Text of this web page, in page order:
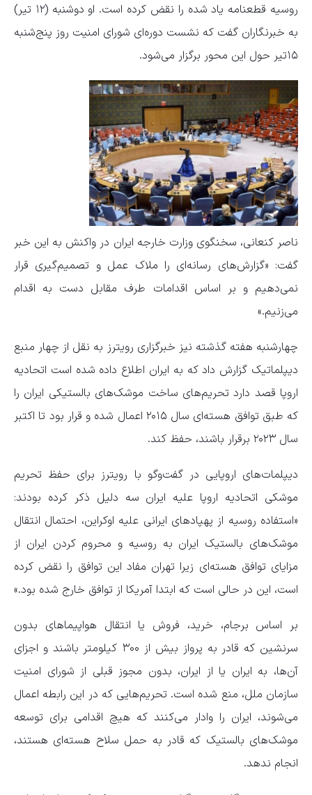
روسیه قطعنامه یاد شده را نقض کرده است. او دوشنبه ‌(۱۲ تیر)
به خبرنگاران گفت که نشست دوره‌ای شورای امنیت روز پنج‌شنبه
۱۵تیر حول این محور برگزار می‌شود.
ناصر کنعانی، سخنگوی وزارت خارجه ایران در واکنش به این خبر
گفت: «گزارش‌های رسانه‌ای را ملاک عمل و تصمیم‌گیری قرار
نمی‌دهیم و بر اساس اقدامات طرف مقابل دست به اقدام
می‌زنیم.»
چهارشنبه هفته گذشته نیز خبرگزاری رویترز به نقل از چهار منبع
دیپلماتیک گزارش داد که به ایران اطلاع داده‌ شده است اتحادیه
اروپا قصد دارد تحریم‌های ساخت موشک‌های بالستیکی ایران را
که طبق توافق هسته‌ای سال ۲۰۱۵ اعمال شده و قرار بود تا اکتبر
سال ۲۰۲۳ برقرار باشند، حفظ کند.
دیپلمات‌های اروپایی در گفت‌وگو با رویترز برای حفظ تحریم
موشکی اتحادیه اروپا علیه ایران سه دلیل ذکر کرده‌ بودند:
«استفاده روسیه از پهپادهای ایرانی علیه اوکراین، احتمال انتقال
موشک‌های بالستیک ایران به روسیه و محروم کردن ایران از
مزایای توافق هسته‌ای زیرا تهران مفاد این توافق را نقض کرده
است، این در حالی است که ابتدا آمریکا از توافق خارج شده بود.»
بر اساس برجام، خرید، فروش یا انتقال هواپیما‌های بدون
سرنشین که قادر به پرواز بیش از ۳۰۰ کیلومتر باشند و اجزای
آن‌ها، به ایران یا از ایران، بدون مجوز قبلی از شورای امنیت
سازمان ملل، منع شده است. تحریم‌هایی که در این رابطه اعمال
می‌شوند، ایران را وادار می‌کنند که هیچ اقدامی برای توسعه
موشک‌های بالستیک که قادر به حمل سلاح هسته‌ای هستند،
انجام ندهد.